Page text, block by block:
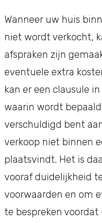
Wanneer uw huis
niet wordt verkocht,
afspraken zijn
eventuele extra
kan er een clausule
waarin wordt
verschuldigd bent
verkoop niet binnen
plaatsvindt. Het is
vooraf duidelijkheid
voorwaarden en om
te bespreken